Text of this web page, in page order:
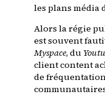
les plans média
Alors la régie
est souvent
Myspace, du
client content
de